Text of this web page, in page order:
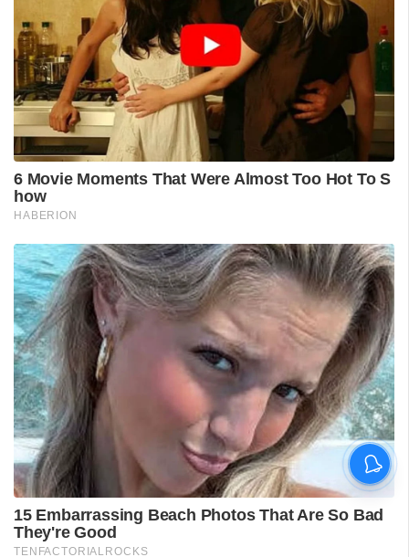
കണ്ണൂർ താബോറിൽ വീണ്ടും
ഉരുൾപൊട്ടിയതായി
സംശയം;ഉദയഗിരി-താബോർ
താൽക്കാലികമായി അടച്ചു